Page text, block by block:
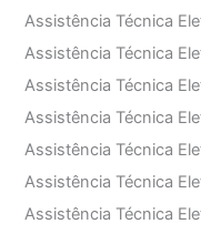
Assistência Técnica
Assistência Técnica
Assistência Técnica
Assistência Técnica
Assistência Técnica
Assistência Técnica
Assistência Técnica